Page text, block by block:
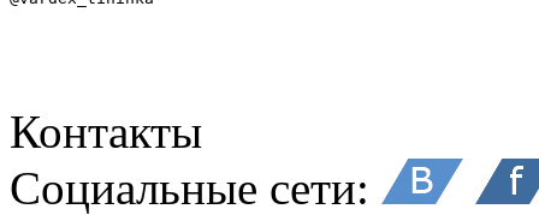
Контакты
Социальные сети: